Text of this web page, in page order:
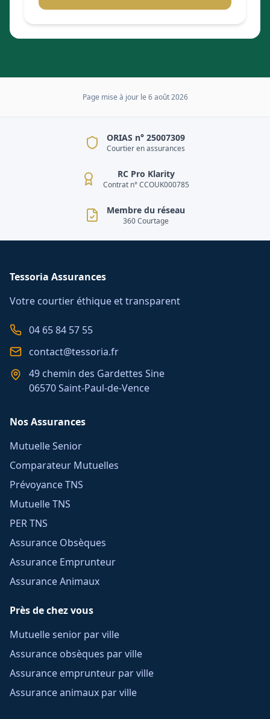
Page mise à jour le 6 août 2026
ORIAS n° 25007309
Courtier en assurances
RC Pro Klarity
Contrat n° CCOUK000785
Membre du réseau
360 Courtage
Tessoria Assurances
Votre courtier éthique et transparent
04 65 84 57 55
contact@tessoria.fr
49 chemin des Gardettes Sine
06570 Saint-Paul-de-Vence
Nos Assurances
Mutuelle Senior
Comparateur Mutuelles
Prévoyance TNS
Mutuelle TNS
PER TNS
Assurance Obsèques
Assurance Emprunteur
Assurance Animaux
Près de chez vous
Mutuelle senior par ville
Assurance obsèques par ville
Assurance emprunteur par ville
Assurance animaux par ville